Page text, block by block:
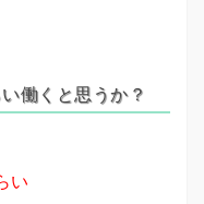
働くと思うか？
い